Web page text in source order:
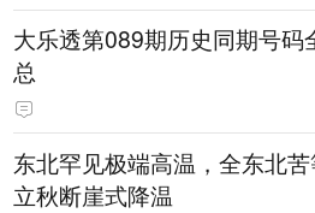
大乐透第089期历史同期号码
总
东北罕见极端高温，全东北
立秋断崖式降温